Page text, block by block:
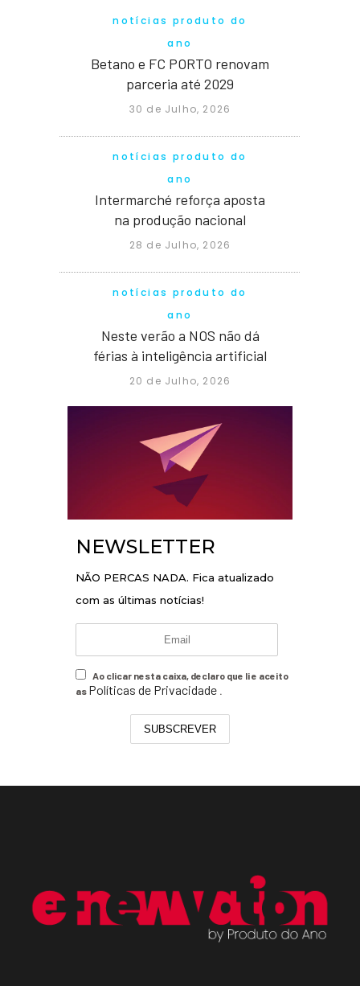
notícias produto do
ano
Betano e FC PORTO renovam
parceria até 2029
30 de Julho, 2026
notícias produto do
ano
Intermarché reforça aposta
na produção nacional
28 de Julho, 2026
notícias produto do
ano
Neste verão a NOS não dá
férias à inteligência artificial
20 de Julho, 2026
NEWSLETTER
NÃO PERCAS NADA. Fica atualizado
com as últimas notícias!
Ao clicar nesta caixa, declaro que li e aceito
as Políticas de Privacidade
SUBSCREVER